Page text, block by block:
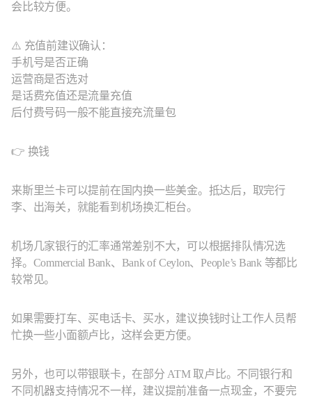
会比较方便。
⚠️ 充值前建议确认：
手机号是否正确
运营商是否选对
是话费充值还是流量充值
后付费号码一般不能直接充流量包
👉 换钱
来斯里兰卡可以提前在国内换一些美金。抵达后，取完行
李、出海关，就能看到机场换汇柜台。
机场几家银行的汇率通常差别不大，可以根据排队情况选
择。Commercial Bank、Bank of Ceylon、People’s Bank 等都比
较常见。
如果需要打车、买电话卡、买水，建议换钱时让工作人员帮
忙换一些小面额卢比，这样会更方便。
另外，也可以带银联卡，在部分 ATM 取卢比。不同银行和
不同机器支持情况不一样，建议提前准备一点现金，不要完